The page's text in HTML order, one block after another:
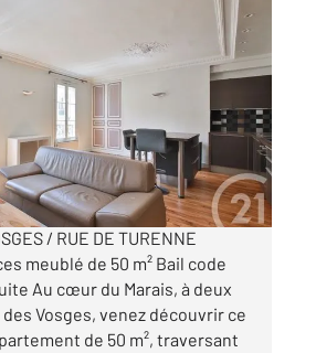
F2 à louer
€
comprises
/ RUE DE TURENNE
meublé de 50 m² Bail code
Au cœur du Marais, à deux
des Vosges, venez découvrir ce
de 50 m², traversant